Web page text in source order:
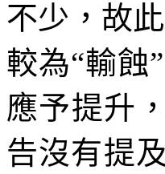
不少，故
較為“輸蝕
應予提升
告沒有提